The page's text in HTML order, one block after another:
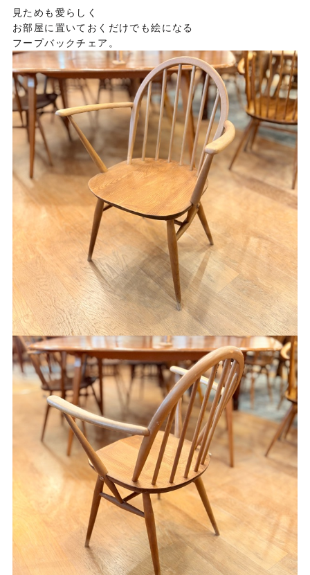
見ためも愛らしく
お部屋に置いておくだけでも絵になる
フープバックチェア。